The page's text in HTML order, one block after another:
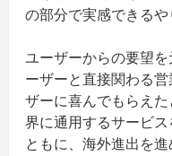
の部分で実感できるや
ユーザーからの要望
ーザーと直接関わる
ザーに喜んでもらえ
界に通⽤するサービ
ともに、海外進出を